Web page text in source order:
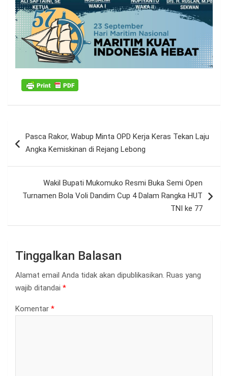
posPasca Rakor, Wabup Minta OPD Kerja Keras Tekan Laju
Angka Kemiskinan di Rejang Lebong
Wakil Bupati Mukomuko Resmi Buka Semi Open
Turnamen Bola Voli Dandim Cup 4 Dalam Rangka HUT
TNI ke 77
Tinggalkan Balasan
Alamat email Anda tidak akan dipublikasikan. Ruas yang
wajib ditandai *
Komentar *